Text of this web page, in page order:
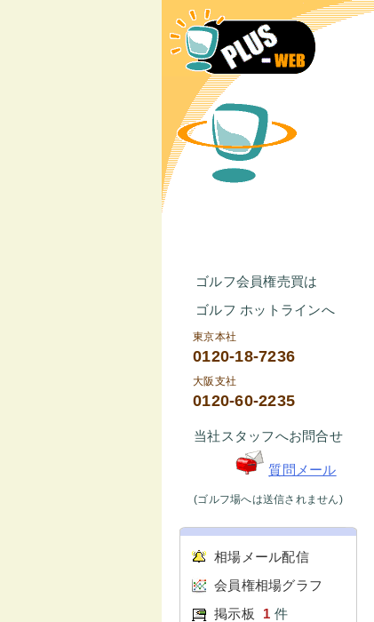
ゴルフ会員権売買は
ゴルフ ホットラインへ
東京本社
0120-18-7236
大阪支社
0120-60-2235
当社スタッフへお問合せ
質問メール
(ゴルフ場へは送信されません)
相場メール配信
会員権相場グラフ
掲示板
1 件